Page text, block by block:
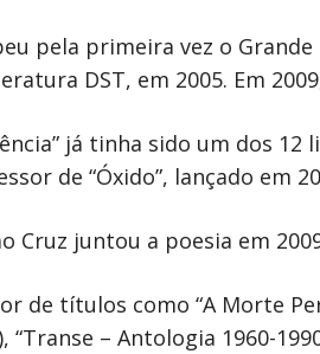
pela primeira vez o
DST, em 2005. Em
já tinha sido um dos
de “Óxido”, lançado em
Cruz juntou a poesia em
de títulos como “A Morte
“Transe – Antologia 1960-